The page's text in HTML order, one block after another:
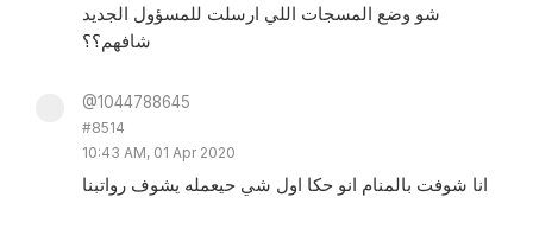
شو وضع المسجات اللي ارسلت للمسؤول الجديد
شافهم؟؟
@1044788645
#8514
10:43 AM, 01 Apr 2020
انا شوفت بالمنام انو حكا اول شي حيعمله يشوف رواتبنا